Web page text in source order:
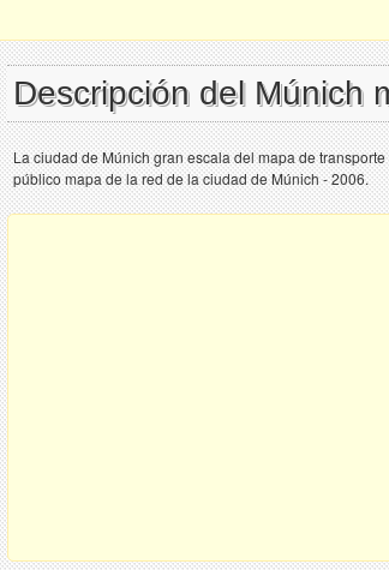
Descripción del Múnich
La ciudad de Múnich gran escala del mapa de
público mapa de la red de la ciudad de Múnich - 2006.